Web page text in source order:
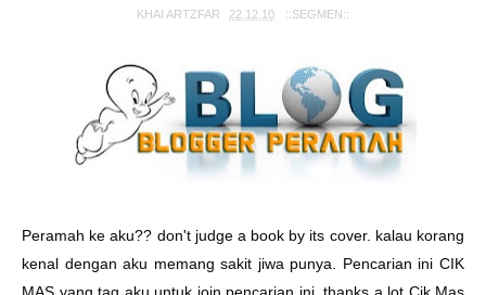
KHAI ARTZFAR 22.12.10 ::SEGMEN::
Peramah ke aku?? don't judge a book by its cover. kalau korang
kenal dengan aku memang sakit jiwa punya. Pencarian ini CIK